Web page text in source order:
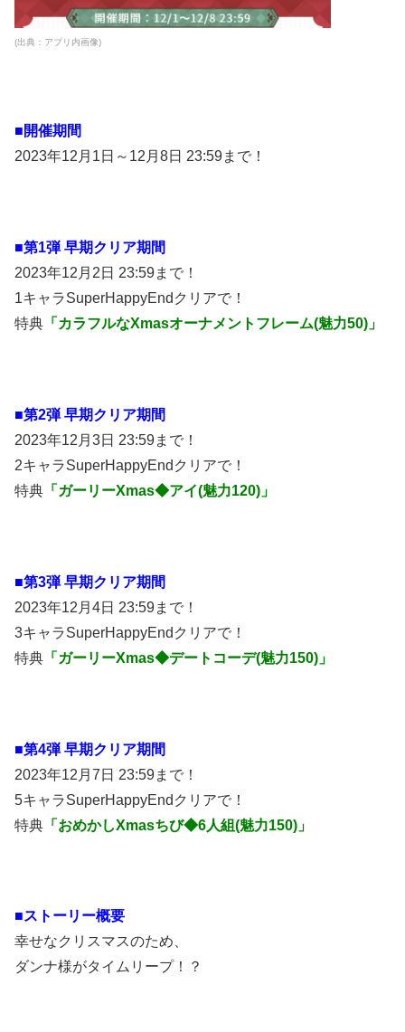
(出典：アプリ内画像)
■開催期間
2023年12月1日～12月8日 23:59まで！
■第1弾 早期クリア期間
2023年12月2日 23:59まで！
1キャラSuperHappyEndクリアで！
特典 「カラフルなXmasオーナメントフレーム(魅力50)」
■第2弾 早期クリア期間
2023年12月3日 23:59まで！
2キャラSuperHappyEndクリアで！
特典 「ガーリーXmas◆アイ(魅力120)」
■第3弾 早期クリア期間
2023年12月4日 23:59まで！
3キャラSuperHappyEndクリアで！
特典 「ガーリーXmas◆デートコーデ(魅力150)」
■第4弾 早期クリア期間
2023年12月7日 23:59まで！
5キャラSuperHappyEndクリアで！
特典 「おめかしXmasちび◆6人組(魅力150)」
■ストーリー概要
幸せなクリスマスのため、
ダンナ様がタイムリープ！？